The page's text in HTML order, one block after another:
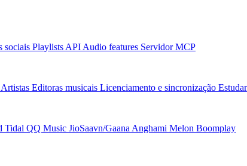
sociais Playlists API Audio features Servidor MCP
Artistas Editoras musicais Licenciamento e sincronização
Tidal QQ Music JioSaavn/Gaana Anghami Melon Boomplay